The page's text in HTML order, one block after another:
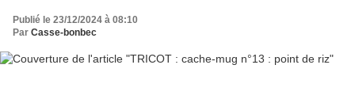
Publié le 23/12/2024 à 08:10
Par Casse-bonbec